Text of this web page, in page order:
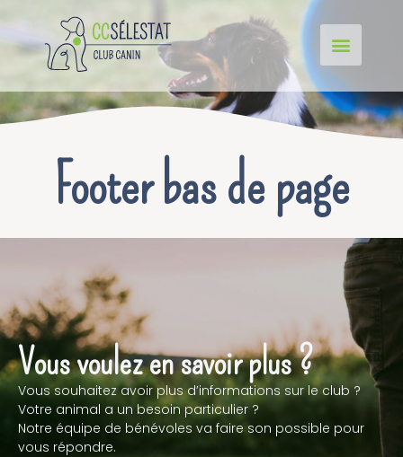
Footer bas de page
Vous voulez en savoir plus ?
Vous souhaitez avoir plus d’informations sur le club ?
Votre animal a un besoin particulier ?
Notre équipe de bénévoles va faire son possible pour
vous répondre.